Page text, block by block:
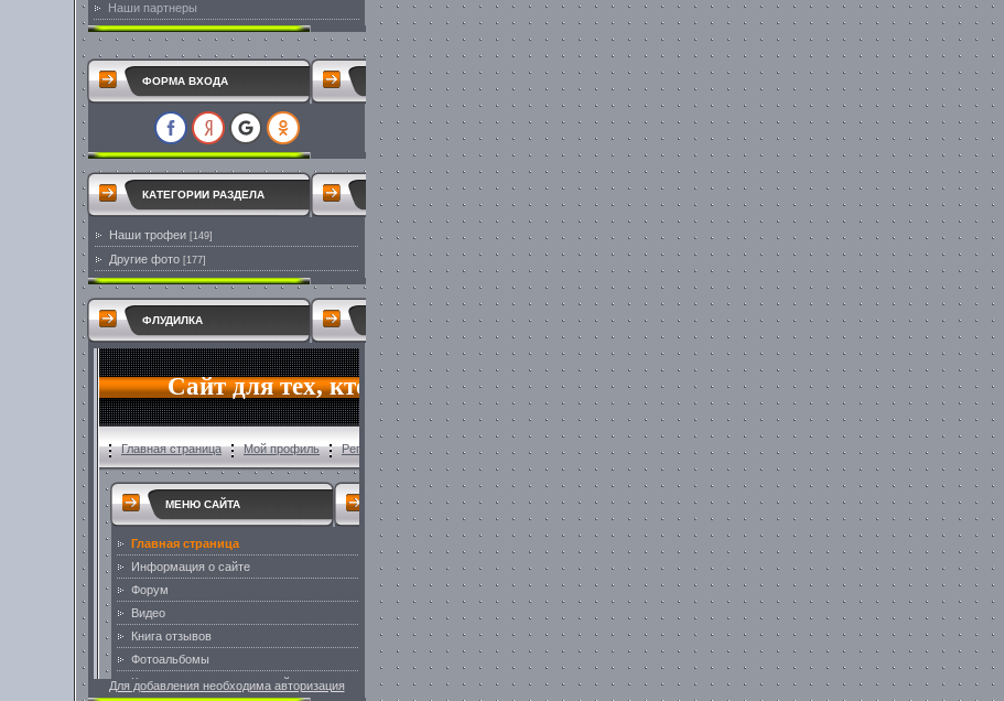
Наши партнеры
ФОРМА ВХОДА
КАТЕГОРИИ РАЗДЕЛА
Наши трофеи [149]
Другие фото [177]
ФЛУДИЛКА
Для добавления необходима авторизация